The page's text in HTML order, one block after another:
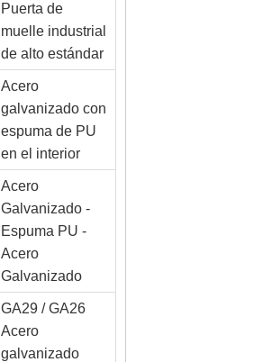
Puerta de
muelle industrial
de alto estándar
Acero
galvanizado con
espuma de PU
en el interior
Acero
Galvanizado -
Espuma PU -
Acero
Galvanizado
GA29 / GA26
Acero
galvanizado